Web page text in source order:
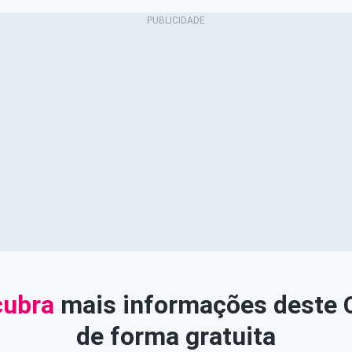
mais informações deste
de forma gratuita